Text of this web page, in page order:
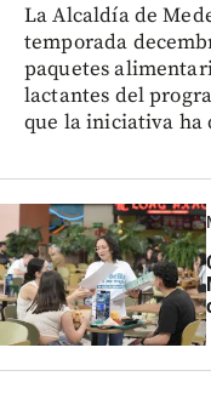
La Alcaldía de
temporada
paquetes
lactantes del
que la iniciativa ha